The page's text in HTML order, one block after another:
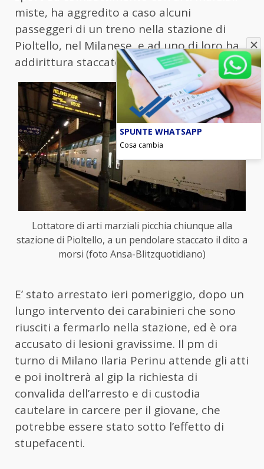
miste, ha aggredito a caso alcuni
passeggeri di un treno nella stazione di
Pioltello, nel Milanese, e ad uno di loro ha
addirittura staccato un dito a morsi.
Lottatore di arti marziali picchia chiunque alla
stazione di Pioltello, a un pendolare staccato il dito a
morsi (foto Ansa-Blitzquotidiano)
E’ stato arrestato ieri pomeriggio, dopo un
lungo intervento dei carabinieri che sono
riusciti a fermarlo nella stazione, ed è ora
accusato di lesioni gravissime. Il pm di
turno di Milano Ilaria Perinu attende gli atti
e poi inoltrerà al gip la richiesta di
convalida dell’arresto e di custodia
cautelare in carcere per il giovane, che
potrebbe essere stato sotto l’effetto di
stupefacenti.
SPUNTE WHATSAPP
Cosa cambia